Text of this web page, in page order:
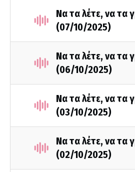
Να τα λέτε, να τα
(07/10/2025)
Να τα λέτε, να τα
(06/10/2025)
Να τα λέτε, να τα
(03/10/2025)
Να τα λέτε, να τα
(02/10/2025)